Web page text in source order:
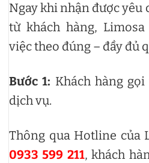
Ngay khi nhận được yêu
từ khách hàng,
việc theo đúng – đầy đủ
Bước 1: Khách hàng
dịch vụ.
Thông qua Hotline của
0933 599 211, khách